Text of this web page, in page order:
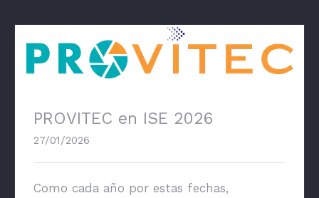
PROVITEC en ISE 2026
PROVITEC en ISE 2026
27/01/2026
Como cada año por estas fechas,